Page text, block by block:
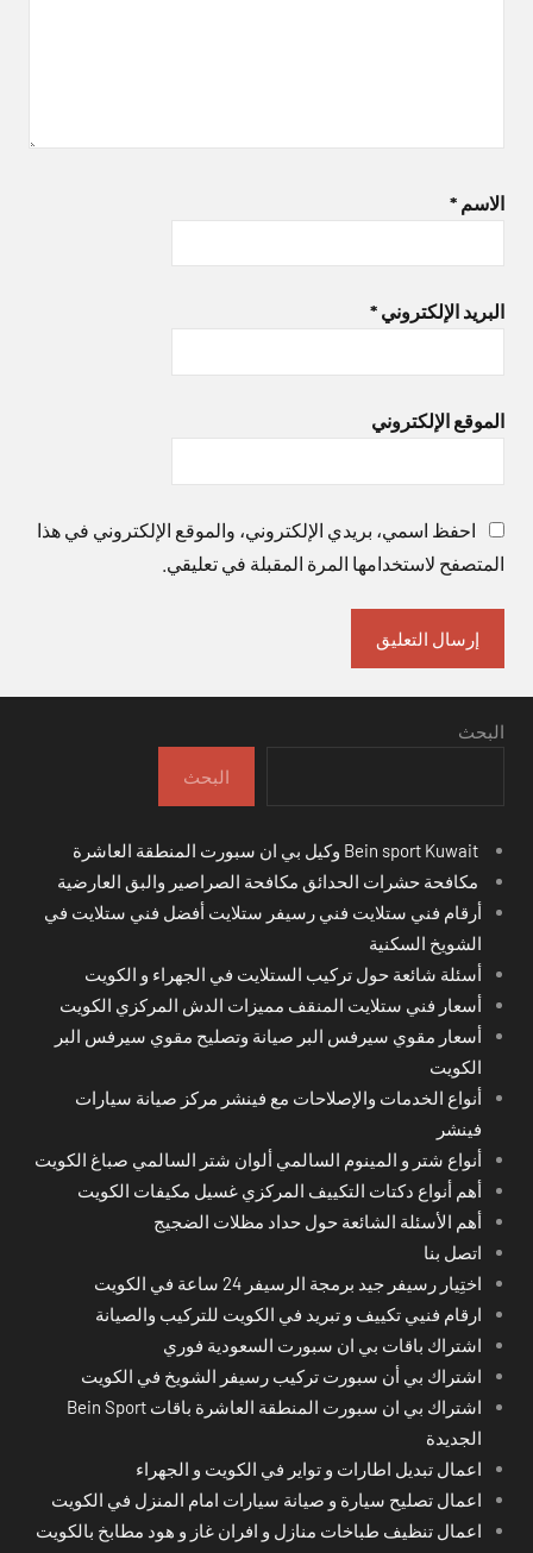
الاسم *
البريد الإلكتروني *
الموقع الإلكتروني
احفظ اسمي، بريدي الإلكتروني، والموقع الإلكتروني في هذا
المتصفح لاستخدامها المرة المقبلة في تعليقي.
البحث
البحث
مكافحة حشرات الحدائق مكافحة الصراصير والبق العارضية
أرقام فني ستلايت فني رسيفر ستلايت أفضل فني ستلايت في
الشويخ السكنية
أسئلة شائعة حول تركيب الستلايت في الجهراء و الكويت
أسعار فني ستلايت المنقف مميزات الدش المركزي الكويت
أسعار مقوي سيرفس البر صيانة وتصليح مقوي سيرفس البر
الكويت
أنواع الخدمات والإصلاحات مع فينشر مركز صيانة سيارات
فينشر
أنواع شتر و المينوم السالمي ألوان شتر السالمي صباغ الكويت
أهم أنواع دكتات التكييف المركزي غسيل مكيفات الكويت
أهم الأسئلة الشائعة حول حداد مظلات الضجيج
اتصل بنا
اختِيار رسيفر جيد برمجة الرسيفر 24 ساعة في الكويت
ارقام فنيي تكييف و تبريد في الكويت للتركيب والصيانة
اشتراك باقات بي ان سبورت السعودية فوري
اشتراك بي أن سبورت تركيب رسيفر الشويخ في الكويت
اشتراك بي ان سبورت المنطقة العاشرة باقات Bein Sport
الجديدة
اعمال تبديل اطارات و تواير في الكويت و الجهراء
اعمال تصليح سيارة و صيانة سيارات امام المنزل في الكويت
اعمال تنظيف طباخات منازل و افران غاز و هود مطابخ بالكويت